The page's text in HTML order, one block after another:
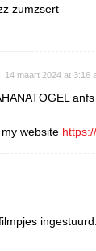
zumzsert
14 maart 2024 at 3:16
website